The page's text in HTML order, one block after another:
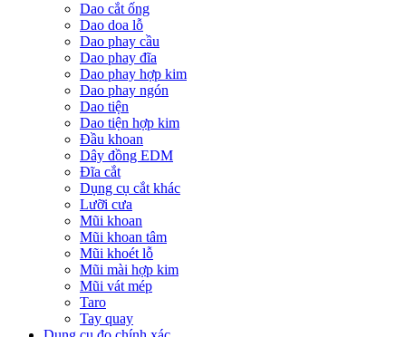
Dao cắt ống
Dao doa lỗ
Dao phay cầu
Dao phay đĩa
Dao phay hợp kim
Dao phay ngón
Dao tiện
Dao tiện hợp kim
Đầu khoan
Dây đồng EDM
Đĩa cắt
Dụng cụ cắt khác
Lưỡi cưa
Mũi khoan
Mũi khoan tâm
Mũi khoét lỗ
Mũi mài hợp kim
Mũi vát mép
Taro
Tay quay